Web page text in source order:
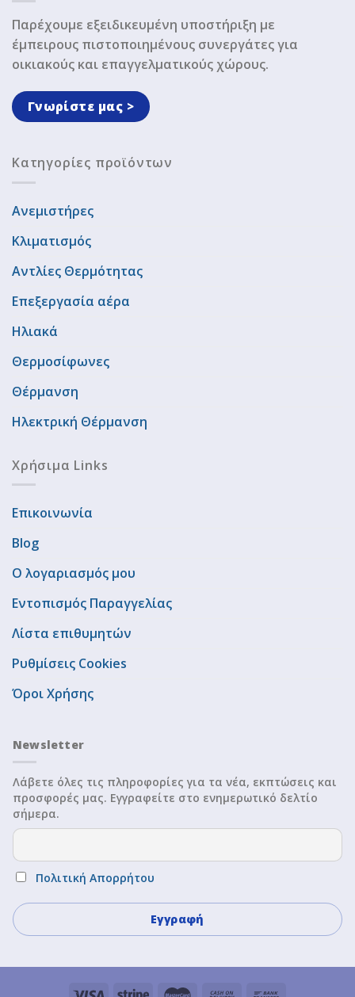
Παρέχουμε εξειδικευμένη υποστήριξη με
έμπειρους πιστοποιημένους συνεργάτες για
οικιακούς και επαγγελματικούς χώρους.
Γνωρίστε μας >
Κατηγορίες προϊόντων
Ανεμιστήρες
Κλιματισμός
Αντλίες Θερμότητας
Επεξεργασία αέρα
Ηλιακά
Θερμοσίφωνες
Θέρμανση
Ηλεκτρική Θέρμανση
Χρήσιμα Links
Επικοινωνία
Blog
Ο λογαριασμός μου
Εντοπισμός Παραγγελίας
Λίστα επιθυμητών
Ρυθμίσεις Cookies
Όροι Χρήσης
Newsletter
Λάβετε όλες τις πληροφορίες για τα νέα, εκπτώσεις και
προσφορές μας. Εγγραφείτε στο ενημερωτικό δελτίο
σήμερα.
Πολιτική Απορρήτου